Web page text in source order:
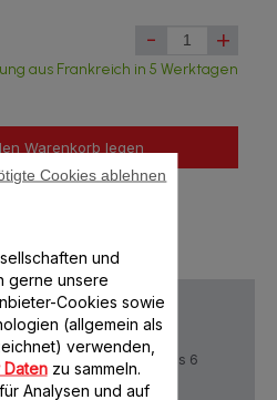
- +
aus Frankreich in 5 Werktagen
Warenkorb legen
Lieferzeiten: 5 bis 6
Verktage
und
gerne unsere
Cookies sowie
(allgemein als
verwenden,
Datenzu sammeln.
Analysen und auf
Cookies ablehnen